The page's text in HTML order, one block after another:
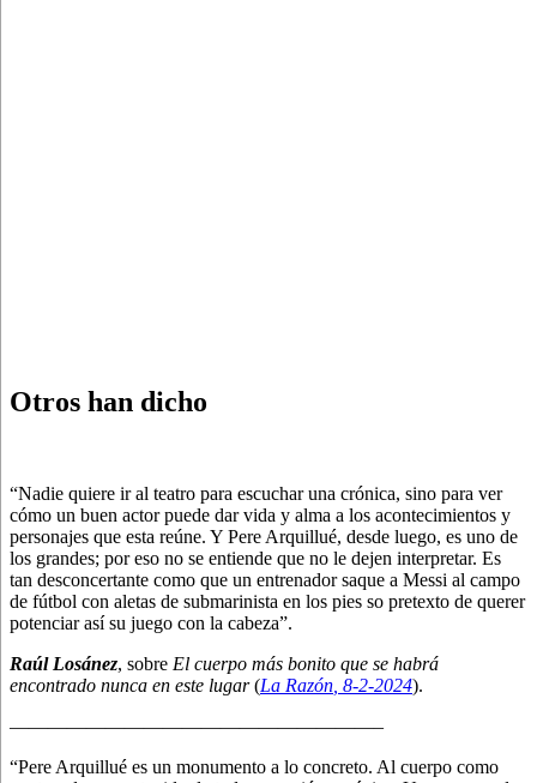
Otros han dicho
“Nadie quiere ir al teatro para escuchar una crónica, sino para ver
cómo un buen actor puede dar vida y alma a los acontecimientos y
personajes que esta reúne. Y Pere Arquillué, desde luego, es uno de
los grandes; por eso no se entiende que no le dejen interpretar. Es
tan desconcertante como que un entrenador saque a Messi al campo
de fútbol con aletas de submarinista en los pies so pretexto de querer
potenciar así su juego con la cabeza”.
Raúl Losánez, sobre El cuerpo más bonito que se habrá
encontrado nunca en este lugar(La Razón , 8-2-2024).
———————————————————–
“Pere Arquillué es un monumento a lo concreto. Al cuerpo como